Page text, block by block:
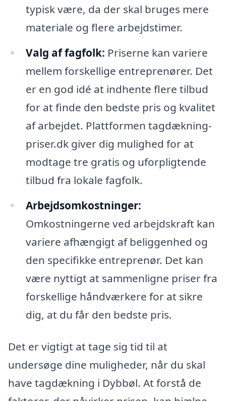
typisk være, da der skal bruges mere
materiale og flere arbejdstimer.
Valg af fagfolk: Priserne kan variere
mellem forskellige entreprenører. Det
er en god idé at indhente flere tilbud
for at finde den bedste pris og kvalitet
af arbejdet. Plattformen tagdækning-
priser.dk giver dig mulighed for at
modtage tre gratis og uforpligtende
tilbud fra lokale fagfolk.
Arbejdsomkostninger:
Omkostningerne ved arbejdskraft kan
variere afhængigt af beliggenhed og
den specifikke entreprenør. Det kan
være nyttigt at sammenligne priser fra
forskellige håndværkere for at sikre
dig, at du får den bedste pris.
Det er vigtigt at tage sig tid til at
undersøge dine muligheder, når du skal
have tagdækning i Dybbøl. At forstå de